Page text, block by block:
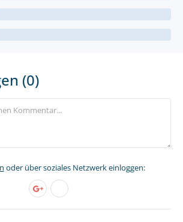
(0)
oder über soziales Netzwerk einloggen: